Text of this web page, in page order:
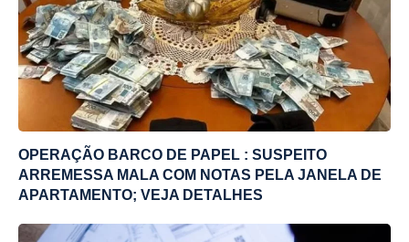
OPERAÇÃO BARCO DE PAPEL : SUSPEITO
ARREMESSA MALA COM NOTAS PELA JANELA DE
APARTAMENTO; VEJA DETALHES